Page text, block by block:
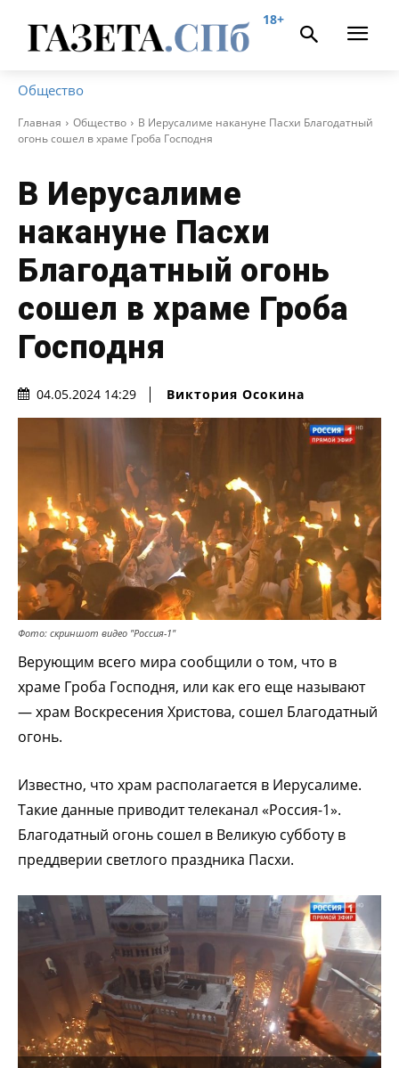
18+
Общество
Главная Общество
В Иерусалиме накануне Пасхи Благодатный
огонь сошел в храме Гроба Господня
В Иерусалиме
накануне Пасхи
Благодатный огонь
сошел в храме Гроба
Господня
04.05.2024 14:29 Виктория Осокина
Фото: скриншот видео "Россия-1"
Верующим всего мира сообщили о том, что в
храме Гроба Господня, или как его еще называют
— храм Воскресения Христова, сошел Благодатный
огонь.
Известно, что храм располагается в Иерусалиме.
Такие данные приводит телеканал «Россия-1».
Благодатный огонь сошел в Великую субботу в
преддверии светлого праздника Пасхи.